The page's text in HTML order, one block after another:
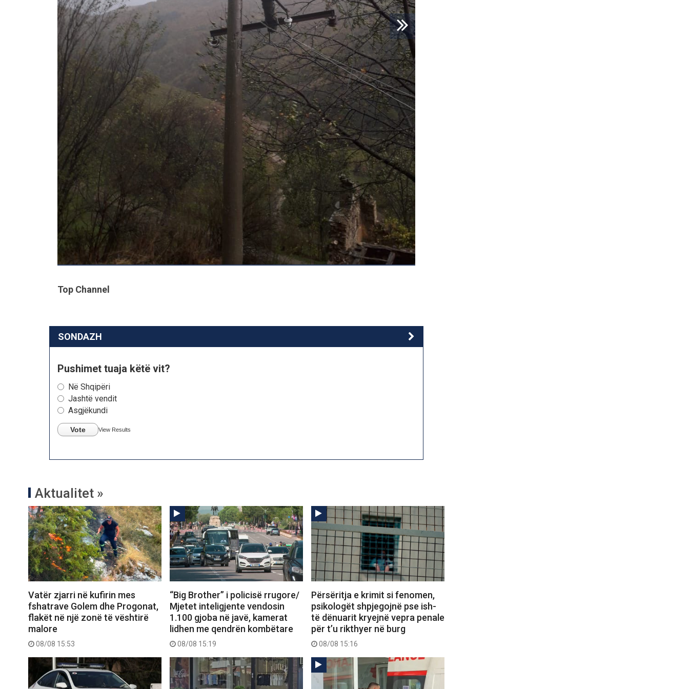
Top Channel
SONDAZH
Pushimet tuaja këtë vit?
Në Shqipëri
Jashtë vendit
Asgjëkundi
Vote View Results
Aktualitet »
Vatër zjarri në kufirin mes
fshatrave Golem dhe Progonat,
flakët në një zonë të vështirë
malore
08/08 15:53
“Big Brother” i policisë rrugore/
Mjetet inteligjente vendosin
1.100 gjoba në javë, kamerat
lidhen me qendrën kombëtare
08/08 15:19
Përsëritja e krimit si fenomen,
psikologët shpjegojnë pse ish-
të dënuarit kryejnë vepra penale
për t’u rikthyer në burg
08/08 15:16